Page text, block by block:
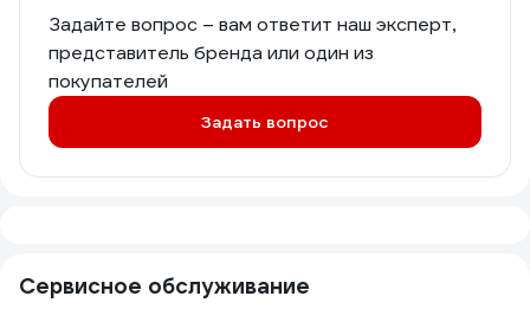
Задайте вопрос – вам ответит наш эксперт,
представитель бренда или один из
покупателей
Задать вопрос
Сервисное обслуживание